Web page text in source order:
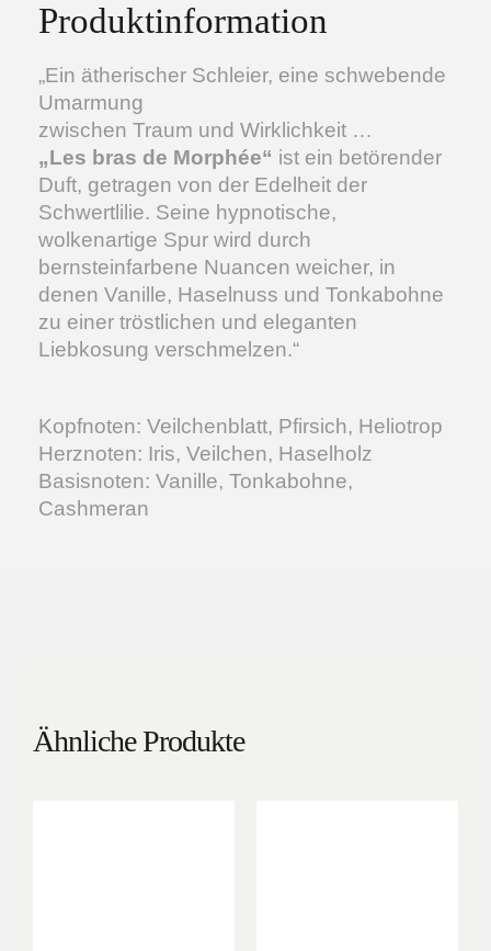
Produktinformation
„Ein ätherischer Schleier, eine schwebende
Umarmung
zwischen Traum und Wirklichkeit …
„Les bras de Morphée“ ist ein betörender
Duft, getragen von der Edelheit der
Schwertlilie. Seine hypnotische,
wolkenartige Spur wird durch
bernsteinfarbene Nuancen weicher, in
denen Vanille, Haselnuss und Tonkabohne
zu einer tröstlichen und eleganten
Liebkosung verschmelzen.“
Kopfnoten: Veilchenblatt, Pfirsich, Heliotrop
Herznoten: Iris, Veilchen, Haselholz
Basisnoten: Vanille, Tonkabohne,
Cashmeran
Ähnliche Produkte